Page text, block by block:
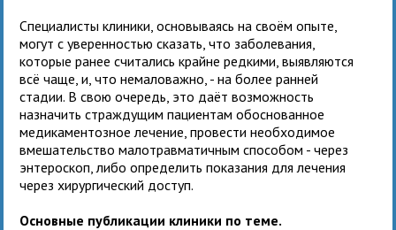
Специалисты клиники, основываясь на своём опыте,
могут с уверенностью сказать, что заболевания,
которые ранее считались крайне редкими, выявляются
всё чаще, и, что немаловажно, - на более ранней
стадии. В свою очередь, это даёт возможность
назначить страждущим пациентам обоснованное
медикаментозное лечение, провести необходимое
вмешательство малотравматичным способом - через
энтероскоп, либо определить показания для лечения
через хирургический доступ.
Основные публикации клиники по теме.